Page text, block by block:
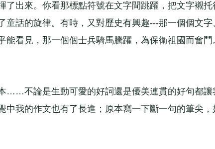
了出來。你看那標點符號在文字間跳躍，把文字襯托
童話的旋律。有時，又對歷史有興趣---那一個個文字
看見，那一個個士兵騎馬騰躍，為保衛祖國而奮鬥
不論是生動可愛的好詞還是優美連貫的好句都讓
中我的作文也有了長進；原本寫一下斷一句的筆尖，